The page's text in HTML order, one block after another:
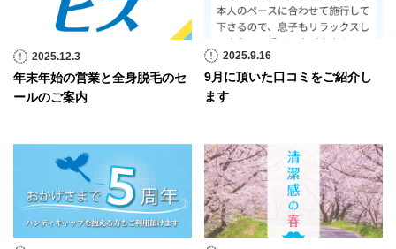
2025.12.3
年末年始の営業と全身脱毛のセ
ールのご案内
2025.9.16
9月に頂いた口コミをご紹介し
ます